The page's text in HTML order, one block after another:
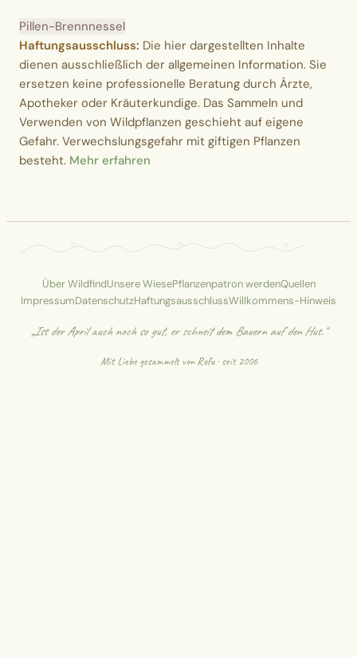
Pillen-Brennnessel
Haftungsausschluss: Die hier dargestellten Inhalte
dienen ausschließlich der allgemeinen Information. Sie
ersetzen keine professionelle Beratung durch Ärzte,
Apotheker oder Kräuterkundige. Das Sammeln und
Verwenden von Wildpflanzen geschieht auf eigene
Gefahr. Verwechslungsgefahr mit giftigen Pflanzen
besteht. Mehr erfahren
Über WildfindUnsere WiesePflanzenpatron werdenQuellen
ImpressumDatenschutzHaftungsausschlussWillkommens-Hinweis
„Ist der April auch noch so gut, er schneit dem Bauern auf den Hut."
Mit Liebe gesammelt vonRofu· seit 2006